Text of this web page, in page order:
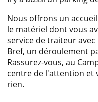
Nous offrons un
le matériel dont vous
service de traiteur avec
Bref, un déroulement
Rassurez-vous, au
centre de l'attention et
rien.